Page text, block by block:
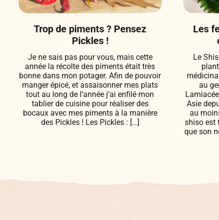
Trop de piments ? Pensez
Pickles !
Je ne sais pas pour vous, mais cette
année la récolte des piments était très
bonne dans mon potager. Afin de pouvoir
manger épicé, et assaisonner mes plats
tout au long de l’année j’ai enfilé mon
tablier de cuisine pour réaliser des
bocaux avec mes piments à la manière
des Pickles ! Les Pickles : […]
Les
Le
au
Asie
au
shiso est
que son